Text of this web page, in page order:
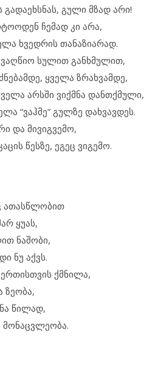
გული მზად არი!
ჩემად კი არა,
ხვედრის თანაზიარად.
სულით განხმულით,
ყველა ზრახვამდე,
არსში ვიქმნა დანთქმული,
“ვაჰმე” გულზე დახვავდეს.
და მივიგვემო,
წესზე, ეგეც ვიგემო.
ათასწლობით
ყუას,
ნაშობი,
ნუ აქვს.
ქმნილა,
ზეობა,
წილად,
მონაცვლეობა.